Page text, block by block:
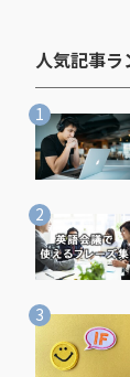
人気記事ラ